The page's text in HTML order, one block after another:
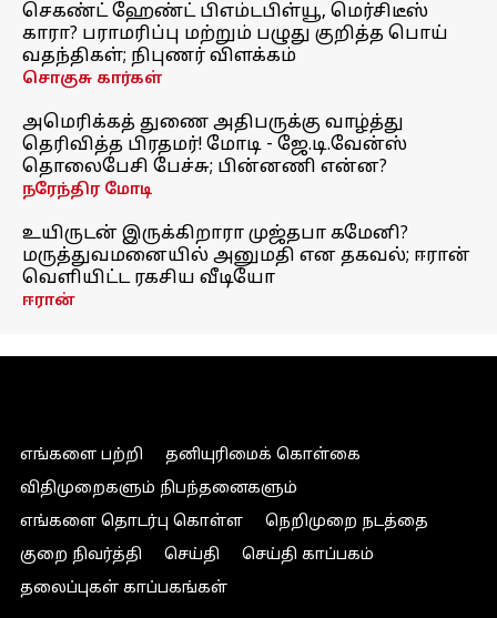
செகண்ட் ஹேண்ட் பிஎம்டபிள்யூ, மெர்சிடீஸ்
காரா? பராமரிப்பு மற்றும் பழுது குறித்த பொய்
வதந்திகள்; நிபுணர் விளக்கம்
சொகுசு கார்கள்
அமெரிக்கத் துணை அதிபருக்கு வாழ்த்து
தெரிவித்த பிரதமர்! மோடி - ஜே.டி.வேன்ஸ்
தொலைபேசி பேச்சு; பின்னணி என்ன?
நரேந்திர மோடி
உயிருடன் இருக்கிறாரா முஜ்தபா கமேனி?
மருத்துவமனையில் அனுமதி என தகவல்; ஈரான்
வெளியிட்ட ரகசிய வீடியோ
ஈரான்
எங்களை பற்றி
தனியுரிமைக் கொள்கை
விதிமுறைகளும் நிபந்தனைகளும்
எங்களை தொடர்பு கொள்ள
நெறிமுறை நடத்தை
குறை நிவர்த்தி
செய்தி
செய்தி காப்பகம்
தலைப்புகள் காப்பகங்கள்